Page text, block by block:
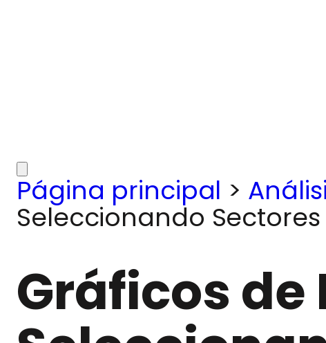
Página principal >
Seleccionando
Gráficos de